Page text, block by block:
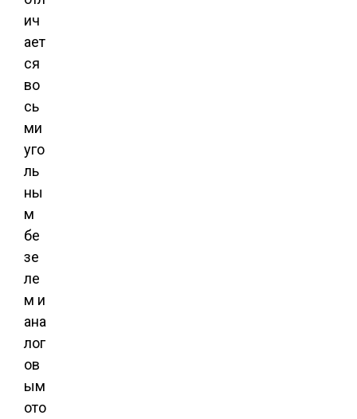
ич
ает
ся
во
сь
ми
уго
ль
ны
м
бе
зе
ле
м и
ана
лог
ов
ым
ото